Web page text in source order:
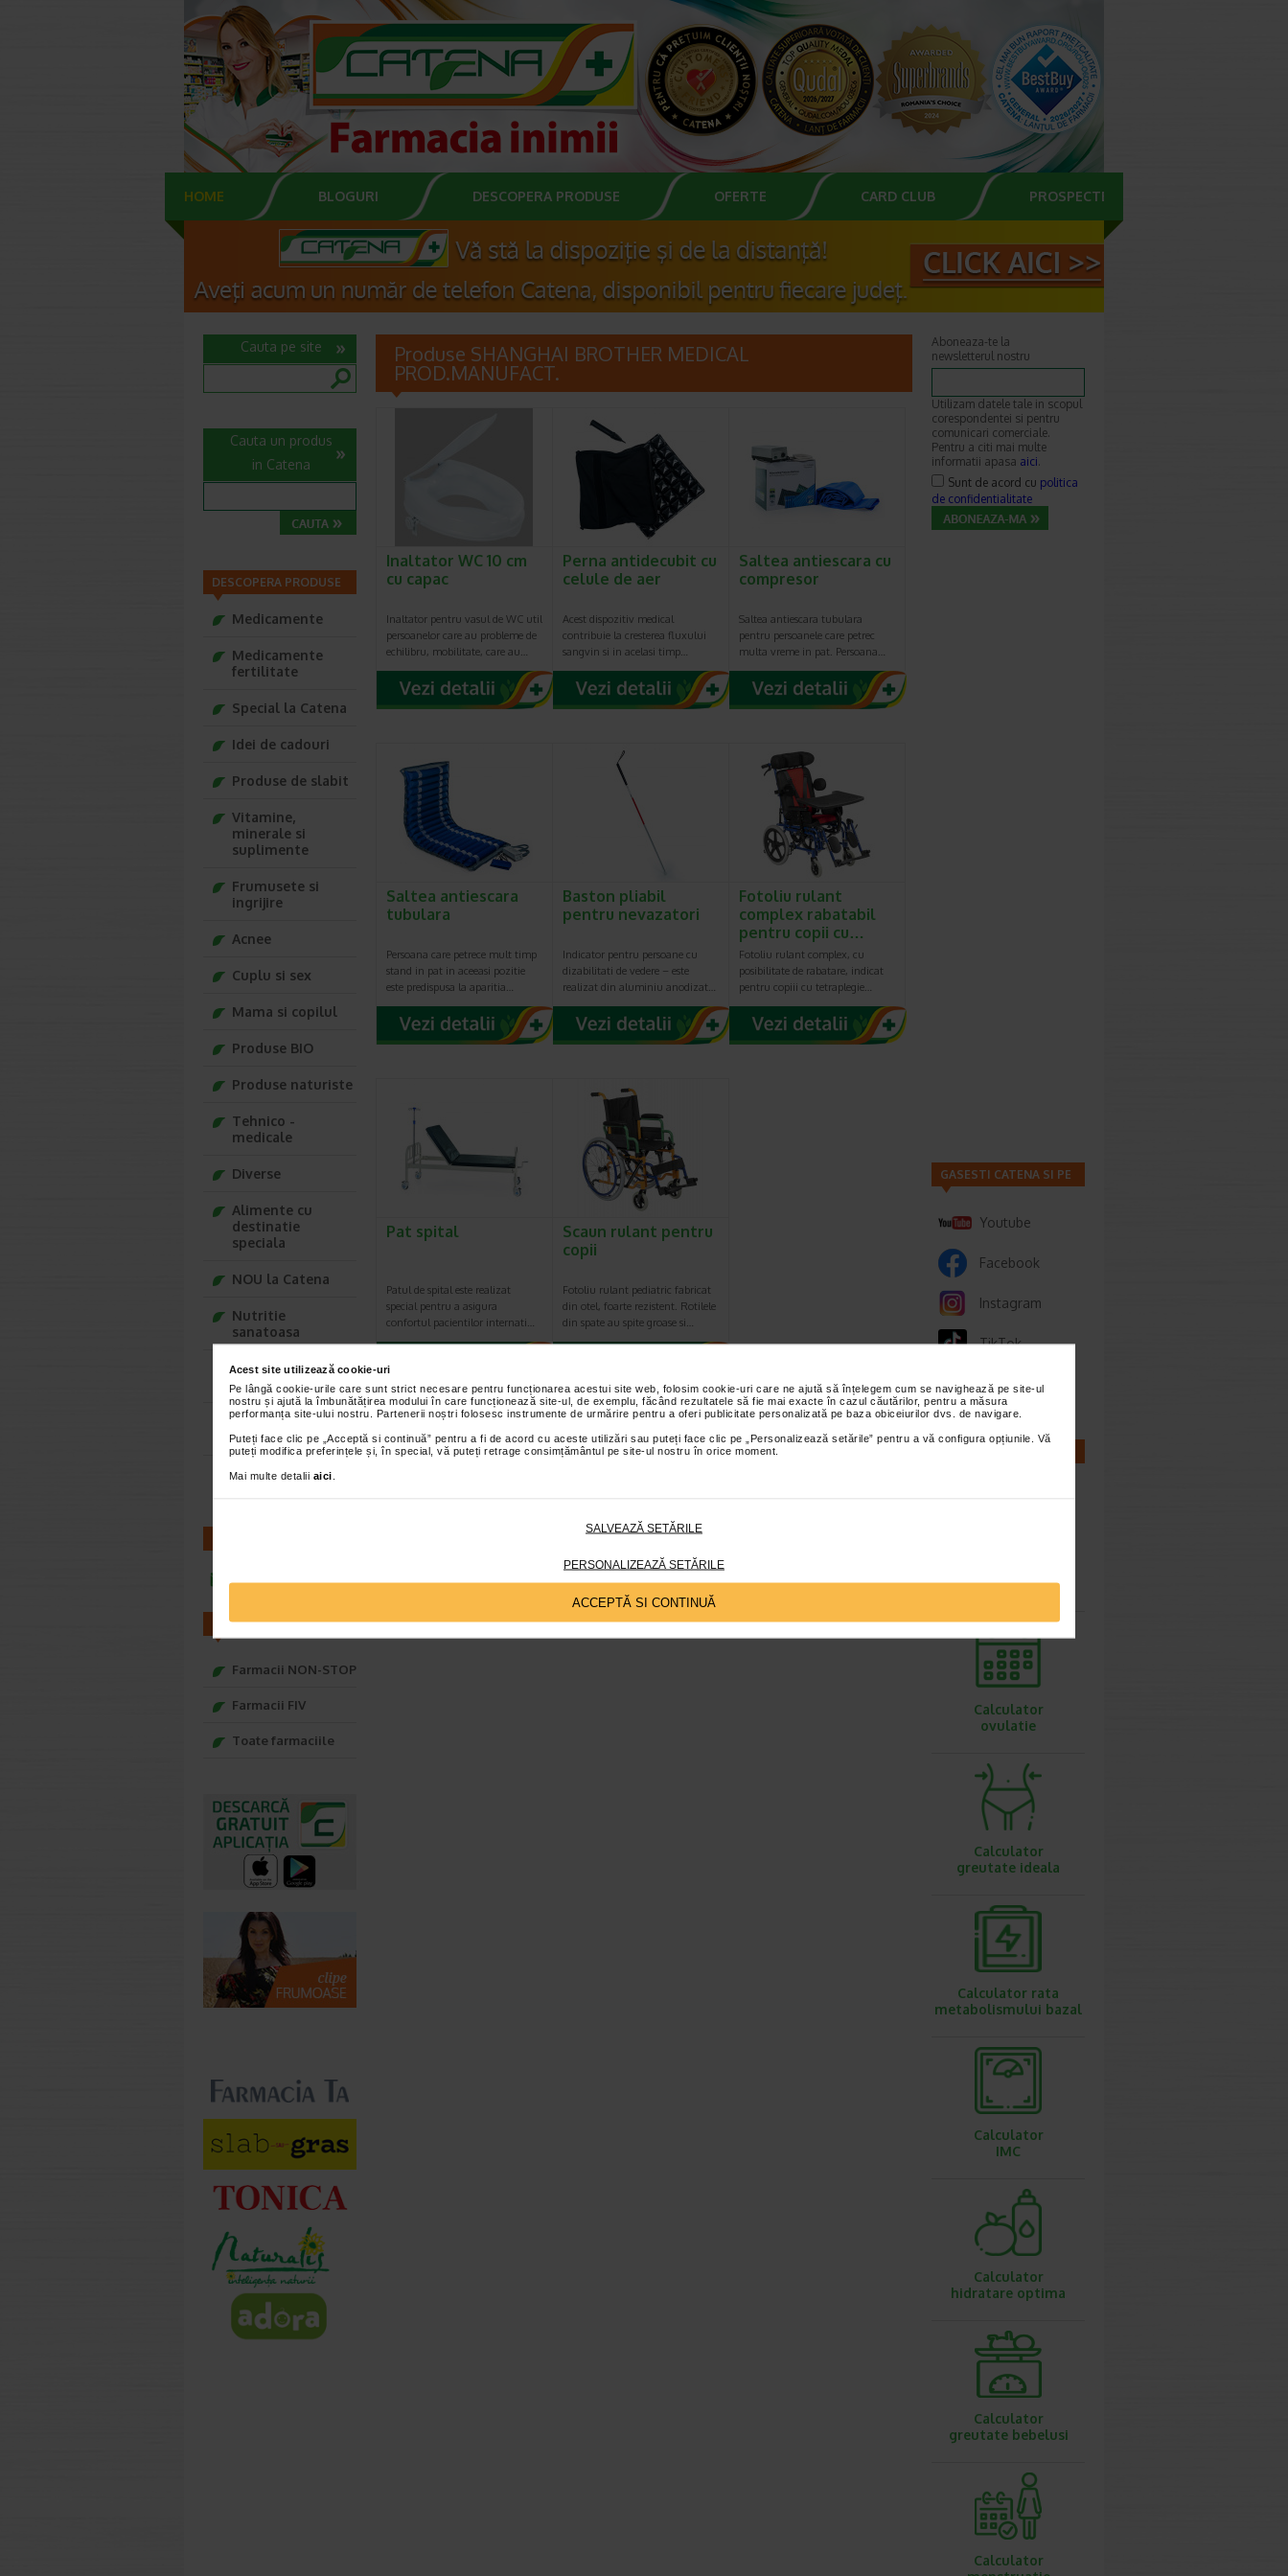
Acest site utilizează cookie-uri
Pe lângă cookie-urile care sunt strict necesare pentru funcționarea acestui site web, folosim cookie-uri care ne ajută să înțelegem cum se navighează pe site-ul
nostru și ajută la îmbunătățirea modului în care funcționează site-ul, de exemplu, făcând rezultatele să fie mai exacte în cazul căutărilor, pentru a măsura
performanța site-ului nostru. Partenerii noștri folosesc instrumente de urmărire pentru a oferi publicitate personalizată pe baza obiceiurilor dvs. de navigare.
Puteți face clic pe „Acceptă si continuă” pentru a fi de acord cu aceste utilizări sau puteți face clic pe „Personalizează setările” pentru a vă configura opțiunile. Vă
puteți modifica preferințele și, în special, vă puteți retrage consimțământul pe site-ul nostru în orice moment.
Mai multe detalii aici
SALVEAZĂ SETĂRILE
PERSONALIZEAZĂ SETĂRILE
ACCEPTĂ SI CONTINUĂ
HOME BLOGURI DESCOPERA PRODUSE OFERTE CARD CLUB PROSPECTE
Produse SHANGHAI BROTHER MEDICAL
PROD.MANUFACT.
Inaltator WC 10 cm
cu capac
Inaltator pentru vasul de WC util
persoanelor care au probleme de
echilibru, mobilitate, care au…
Perna antidecubit cu
celule de aer
Acest dispozitiv medical
contribuie la cresterea fluxului
sangvin si in acelasi timp…
Saltea antiescara cu
compresor
Saltea antiescara tubulara
pentru persoanele care petrec
multa vreme in pat. Persoana…
Saltea antiescara
tubulara
Persoana care petrece mult timp
stand in pat in aceeasi pozitie
este predispusa la aparitia…
Baston pliabil
pentru nevazatori
Indicator pentru persoane cu
dizabilitati de vedere – este
realizat din aluminiu anodizat…
Fotoliu rulant
complex rabatabil
pentru copii cu…
Fotoliu rulant complex, cu
posibilitate de rabatare, indicat
pentru copiii cu tetraplegie…
Pat spital
Patul de spital este realizat
special pentru a asigura
confortul pacientilor internati…
Scaun rulant pentru
copii
Fotoliu rulant pediatric fabricat
din otel, foarte rezistent. Rotilele
din spate au spite groase si…
Cauta pe site
Cauta un produs
in Catena
DESCOPERA PRODUSE
Medicamente
Medicamente
fertilitate
Special la Catena
Idei de cadouri
Produse de slabit
Vitamine,
minerale si
suplimente
Frumusete si
ingrijire
Acnee
Cuplu si sex
Mama si copilul
Produse BIO
Produse naturiste
Tehnico -
medicale
Diverse
Alimente cu
destinatie
speciala
NOU la Catena
Nutritie
sanatoasa
Ce Oftapic ti se
potriveste
Adora – Adorabili
din prima clipa
Seturi cadou
infoline@catena.ro
FARMACII
Farmacii NON-STOP
Farmacii FIV
Toate farmaciile
Aboneaza-te la
newsletterul nostru
Utilizam datele tale in scopul
corespondentei si pentru
comunicari comerciale.
Pentru a citi mai multe
informatii apasa aici.
Sunt de acord cu politica
de confidentialitate
GASESTI CATENA SI PE
Youtube
Facebook
Instagram
TikTok
Whatsapp
sarcina
Calculator
ovulatie
Calculator
greutate ideala
Calculator rata
metabolismului bazal
Calculator
IMC
Calculator
hidratare optima
Calculator
greutate bebelusi
Calculator